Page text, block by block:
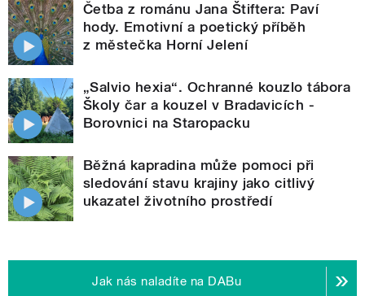
Četba z románu Jana Štiftera: Paví
hody. Emotivní a poetický příběh
z městečka Horní Jelení
„Salvio hexia“. Ochranné kouzlo tábora
Školy čar a kouzel v Bradavicích -
Borovnici na Staropacku
Běžná kapradina může pomoci při
sledování stavu krajiny jako citlivý
ukazatel životního prostředí
Jak nás naladíte na DABu